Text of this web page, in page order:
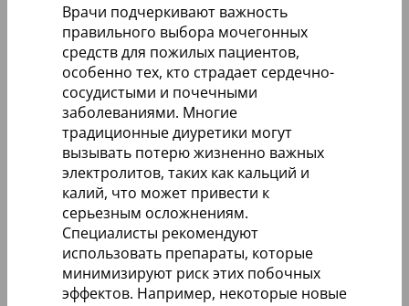
Врачи подчеркивают важность
правильного выбора мочегонных
средств для пожилых пациентов,
особенно тех, кто страдает сердечно-
сосудистыми и почечными
заболеваниями. Многие
традиционные диуретики могут
вызывать потерю жизненно важных
электролитов, таких как кальций и
калий, что может привести к
серьезным осложнениям.
Специалисты рекомендуют
использовать препараты, которые
минимизируют риск этих побочных
эффектов. Например, некоторые новые